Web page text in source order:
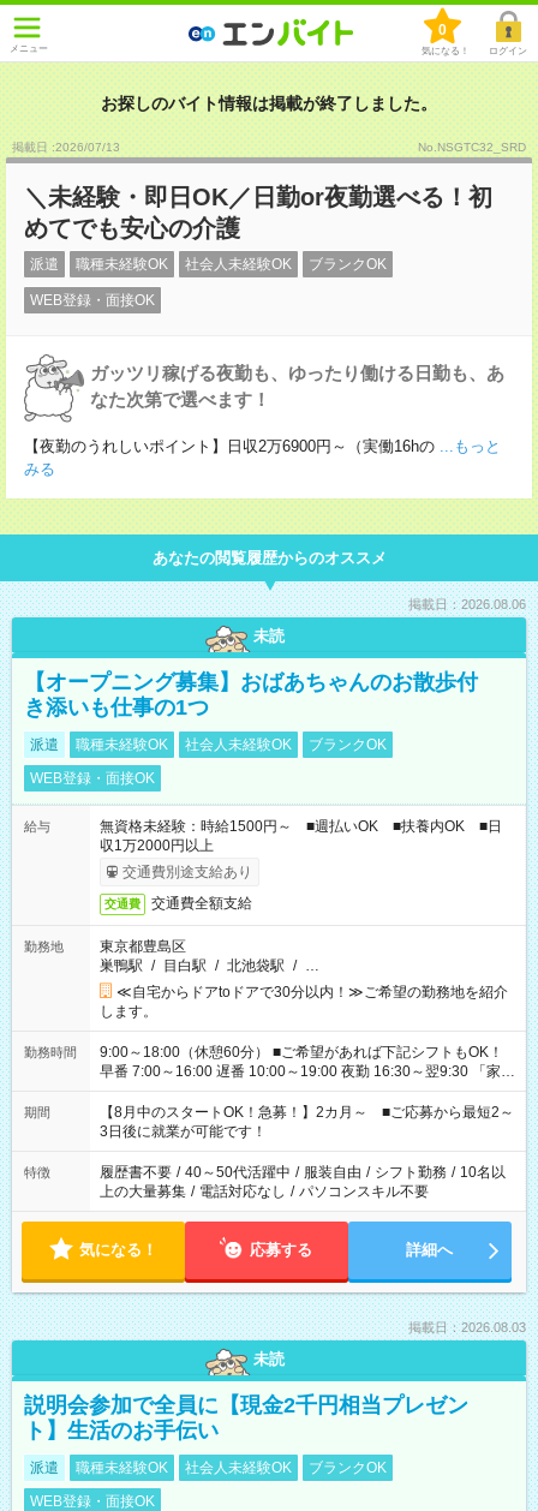
メニュー
0
気になる！ ログイン
お探しのバイト情報は掲載が終了しました。
掲載日 :2026/07/13 No.NSGTC32_SRD
＼未経験・即日OK／日勤or夜勤選べる！初
めてでも安心の介護
派遣 職種未経験OK 社会人未経験OK ブランクOK
WEB登録・面接OK
ガッツリ稼げる夜勤も、ゆったり働ける日勤も、あ
なた次第で選べます！
【夜勤のうれしいポイント】日収2万6900円～（実働16hの ...もっと
みる
あなたの閲覧履歴からのオススメ
掲載日：2026.08.06
未読
【オープニング募集】おばあちゃんのお散歩付
き添いも仕事の1つ
派遣 職種未経験OK 社会人未経験OK
ブランクOK
WEB登録・面接OK
給与
無資格未経験：時給1500円～ ■週払いOK ■扶養内OK ■日
収1万2000円以上
交通費別途支給あり
交通費 交通費全額支給
勤務地
東京都豊島区
巣鴨駅 / 目白駅 / 北池袋駅 / …
≪自宅からドアtoドアで30分以内！≫ご希望の勤務地を紹介
します。
勤務時間
9:00～18:00（休憩60分） ■ご希望があれば下記シフトもOK！
早番 7:00～16:00 遅番 10:00～19:00 夜勤 16:30～翌9:30 「家族
と休みを合わせたい」 「余裕を持って夕飯の準備がしたい」
「できれば残業はしたくない」 など、ご希望を教えてください
ね。 ※Wワーク希望の方へ 今ご覧のお仕事で希望する勤務時間
と、もう1つのお仕事の勤務時間。 合計で週40時間を超える場
合は応募できません。
期間
【8月中のスタートOK！急募！】2カ月～ ■ご応募から最短2～
3日後に就業が可能です！
特徴 履歴書不要 / 40～50代活躍中 / 服装自由 / シフト勤務 / 10名以
上の大量募集 / 電話対応なし / パソコンスキル不要
気になる！ 応募する 詳細へ
掲載日：2026.08.03
未読
説明会参加で全員に【現金2千円相当プレゼン
ト】生活のお手伝い
派遣 職種未経験OK 社会人未経験OK
ブランクOK
WEB登録・面接OK